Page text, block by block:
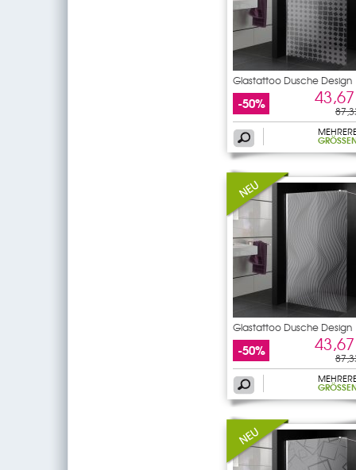
Glastattoo Dusche Design
-50%
GRÖSSEN
Glastattoo Dusche Design
-50%
GRÖSSEN